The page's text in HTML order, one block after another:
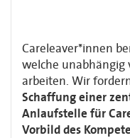
Careleaver*innen
welche unabhängig
arbeiten. Wir
Schaffung einer
Anlaufstelle für
Vorbild des